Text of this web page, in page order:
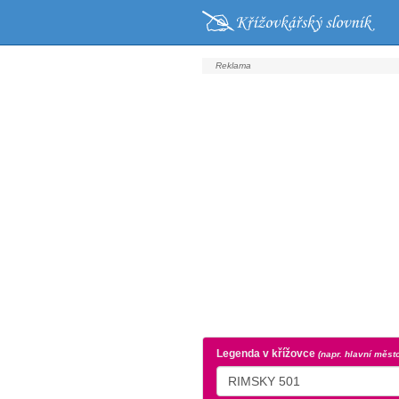
Legenda v křížovce (napr. hlavní